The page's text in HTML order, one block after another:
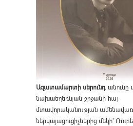
Ազատամարտի սերունդանունը
նախաեղեռնյան շրջանի հայ
մտավորականության ամենավառ
ներկայացուցիչներից մեկի՝